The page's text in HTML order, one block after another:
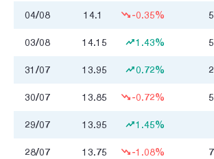
04/08 14.1 -0.35%
03/08 14.15 1.43%
31/07 13.95 0.72%
30/07 13.85 -0.72%
29/07 13.95 1.45%
28/07 13.75 -1.08%